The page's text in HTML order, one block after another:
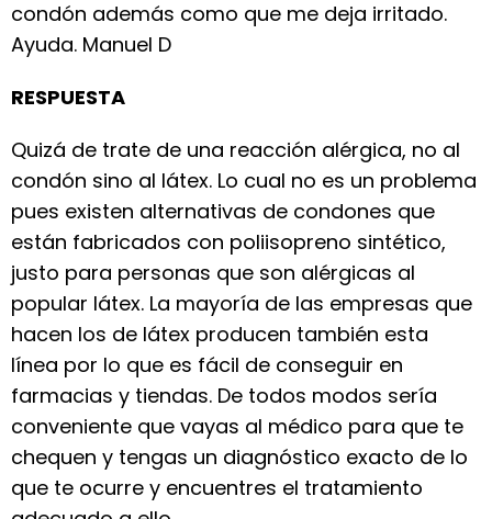
condón además como que me deja irritado.
Ayuda. Manuel D
RESPUESTA
Quizá de trate de una reacción alérgica, no al
condón sino al látex. Lo cual no es un problema
pues existen alternativas de condones que
están fabricados con poliisopreno sintético,
justo para personas que son alérgicas al
popular látex. La mayoría de las empresas que
hacen los de látex producen también esta
línea por lo que es fácil de conseguir en
farmacias y tiendas. De todos modos sería
conveniente que vayas al médico para que te
chequen y tengas un diagnóstico exacto de lo
que te ocurre y encuentres el tratamiento